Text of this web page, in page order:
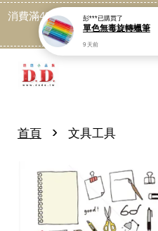
消費滿499免運喔, 記得加
點我
首頁 › 文具工具
您的購物車
彭***已購買了
單色無毒旋轉蠟筆
9 天前